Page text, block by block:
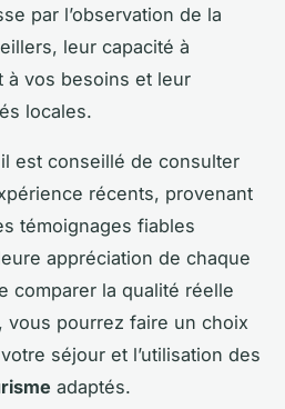
par l’observation de la
leur capacité à
à vos besoins et leur
locales.
est conseillé de consulter
récents, provenant
témoignages fiables
appréciation de chaque
comparer la qualité réelle
vous pourrez faire un choix
séjour et l’utilisation des
adaptés.